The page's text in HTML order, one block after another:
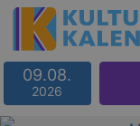
09.08.
2026